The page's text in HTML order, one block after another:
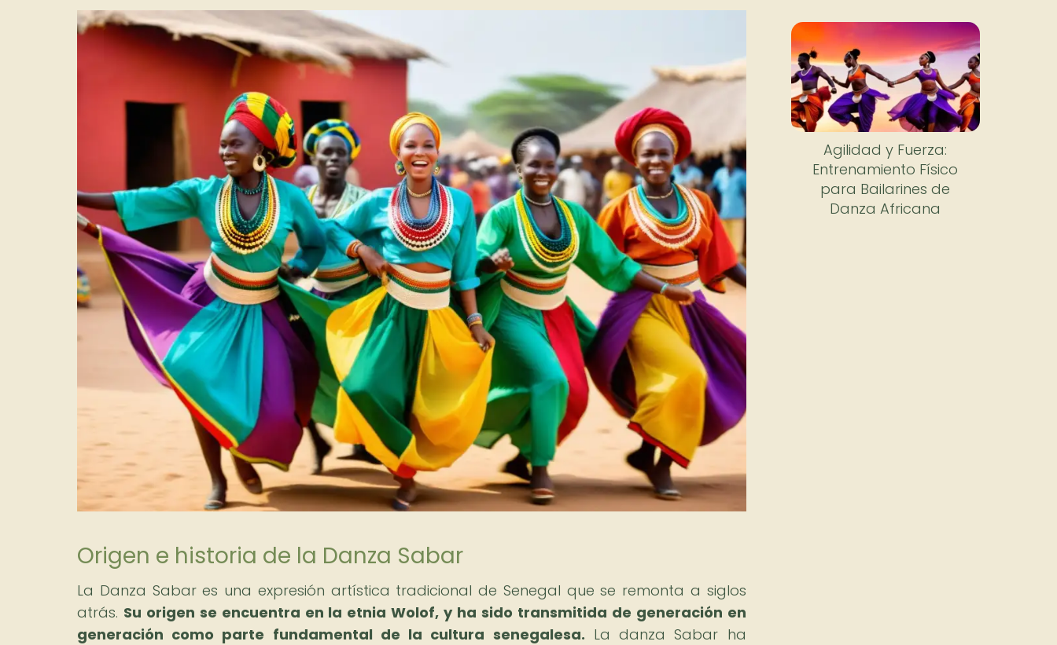
Origen e historia de la Danza Sabar
La Danza Sabar es una expresión artística tradicional de Senegal que se remonta a siglos
atrás. Su origen se encuentra en la etnia Wolof, y ha sido transmitida de generación en
generación como parte fundamental de la cultura senegalesa. La danza Sabar ha
Agilidad y Fuerza:
Entrenamiento Físico
para Bailarines de
Danza Africana